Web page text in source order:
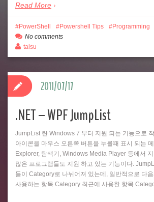
Read More
PowerShell Powershell Tips
Programming
No comments
talsu
.NET – WPF JumpList
JumpList 란 Windows 7 부터 지원 되는 기능으로
아이콘을 마우스 오른쪽 버튼을 누를때 표시 되는
Explorer, 탐색기, Windows Media Player 등에서
많은 프로그램들도 지원 하고 있는 기능이다.
들이 Category로 나뉘어져 있는데, 일반적으로 다
사용하는 항목 Category 최근에 사용한 항목
2011/07/17